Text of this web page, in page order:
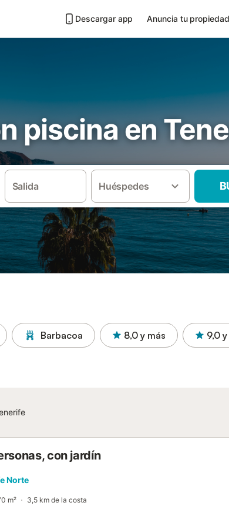
Descargar app Anuncia tu propiedad
piscina en
Salida Huéspedes
Barbacoa 8,0 y más 9,0
con jardín
Norte
m² 3,5 km de la costa